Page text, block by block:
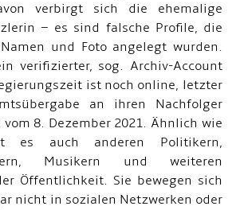
verbirgt sich die ehemalige
– es sind falsche Profile, die
und Foto angelegt wurden.
verifizierter, sog. Archiv-Account
ist noch online, letzter
an ihren Nachfolger
vom 8. Dezember 2021. Ähnlich wie
es auch anderen Politikern,
Musikern und weiteren
Öffentlichkeit. Sie bewegen sich
nicht in sozialen Netzwerken oder